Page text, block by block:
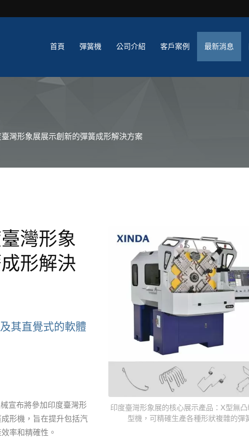
首頁 彈簧機 公司介紹 客戶案例 最新消息
灣形象展展示創新的彈簧成形解決方案
印度臺灣形象展的核心展示產品：X型無
型機，可精確生產各種形狀複雜的彈
灣形象
形解決
其直覺式的軟體
宣布將參加印度臺灣形
形機，旨在提升包括汽
率和精確性。
無凸輪彈簧機 -